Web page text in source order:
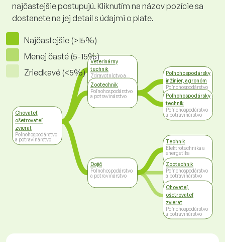
najčastejšie postupujú. Kliknutím na názov pozície sa
dostanete na jej detail s údajmi o plate.
Najčastejšie (>15%)
Menej časté (5-15%)
Zriedkavé (<5%)
Chovateľ,
ošetrovateľ
zvierat
Poľnohospodárstvo
a potravinárstvo
Veterinárny
technik
Zdravotníctvo a
sociálna
starostlivosť
Zootechnik
Poľnohospodárstvo
a potravinárstvo
Dojič
Poľnohospodárstvo
a potravinárstvo
Poľnohospodársky
inžinier, agronóm
Poľnohospodárstvo
a potravinárstvo
Poľnohospodársky
technik
Poľnohospodárstvo
a potravinárstvo
Technik
Elektrotechnika a
energetika
Zootechnik
Poľnohospodárstvo
a potravinárstvo
Chovateľ,
ošetrovateľ
zvierat
Poľnohospodárstvo
a potravinárstvo